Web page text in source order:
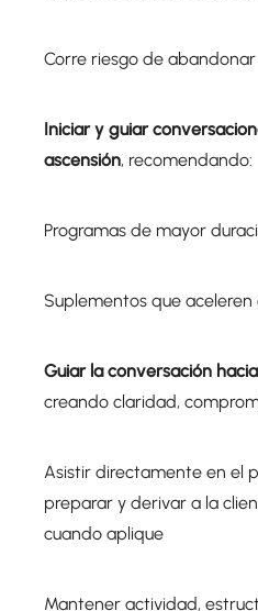
Corre riesgo de abandonar
Iniciar y guiar
ascensión, recomendando:
Programas de mayor
Suplementos que
Guiar la conversación
creando claridad,
Asistir directamente en el
preparar y derivar a la
cuando aplique
Mantener actividad,